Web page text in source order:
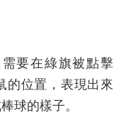
要在綠旗被點擊
的位置，表現出來
球的樣子。